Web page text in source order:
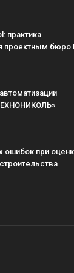
практика
проектным бюро
ошибок при